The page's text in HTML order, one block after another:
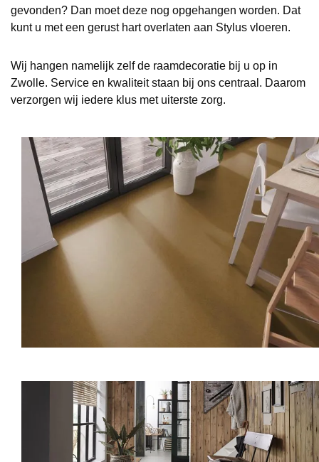
gevonden? Dan moet deze nog opgehangen worden. Dat
kunt u met een gerust hart overlaten aan Stylus vloeren.
Wij hangen namelijk zelf de raamdecoratie bij u op in
Zwolle. Service en kwaliteit staan bij ons centraal. Daarom
verzorgen wij iedere klus met uiterste zorg.